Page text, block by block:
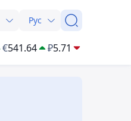
Рус
€541.64 ₽5.71